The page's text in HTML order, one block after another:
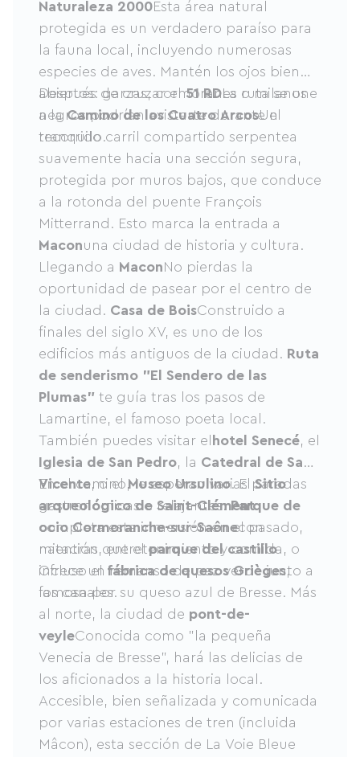
Naturaleza 2000Esta área natural
protegida es un verdadero paraíso para
la fauna local, incluyendo numerosas
especies de aves. Mantén los ojos bien
abiertos: garzas, cormoranes o milanos
negros podrían avistarte durante el
recorrido.
Después de cruzar el51 RDLa ruta se une
a la Camino de los Cuatro ArcosUn
tranquilo carril compartido serpentea
suavemente hacia una sección segura,
protegida por muros bajos, que conduce
a la rotonda del puente François
Mitterrand. Esto marca la entrada a
Maconuna ciudad de historia y cultura.
Llegando a MaconNo pierdas la
oportunidad de pasear por el centro de
la ciudad. Casa de BoisConstruido a
finales del siglo XV, es uno de los
edificios más antiguos de la ciudad. Ruta
de senderismo "El Sendero de las
Plumas" te guía tras los pasos de
Lamartine, el famoso poeta local.
También puedes visitar el hotel Senecé , el
Iglesia de San Pedro , la Catedral de San
Vicente, o el Museo Ursulino. ElSitio
arqueológico de Saint-Clément
completa esta inmersión en el pasado,
mientras que elparque del castillo
Ofrece un remanso de paz verde junto a
los canales.
En el camino, le esperan varias paradas
gastronómicas o relajantes:Parque de
ocio Cormoranche-sur-Saônecon
natación, entretenimiento y comida, o
incluso el fábrica de quesos Grièges,
famosa por su queso azul de Bresse. Más
al norte, la ciudad de pont-de-
veyleConocida como "la pequeña
Venecia de Bresse", hará las delicias de
los aficionados a la historia local.
Accesible, bien señalizada y comunicada
por varias estaciones de tren (incluida
Mâcon), esta sección de La Voie Bleue